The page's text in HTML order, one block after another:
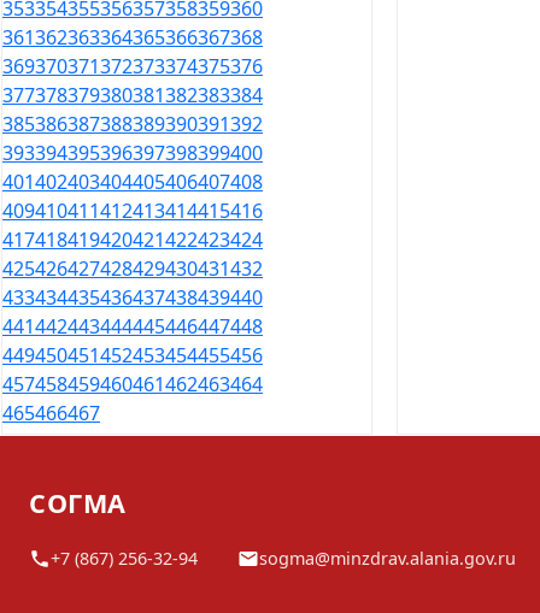
353354355356357358359360
361362363364365366367368
369370371372373374375376
377378379380381382383384
385386387388389390391392
393394395396397398399400
401402403404405406407408
409410411412413414415416
417418419420421422423424
425426427428429430431432
433434435436437438439440
441442443444445446447448
449450451452453454455456
457458459460461462463464
465466467
СОГМА
+7 (867) 256-32-94 sogma@minzdrav.alania.gov.ru